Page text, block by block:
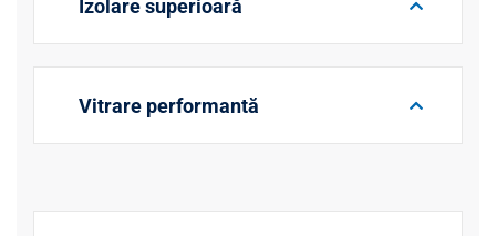
Izolare superioară
Vitrare performantă